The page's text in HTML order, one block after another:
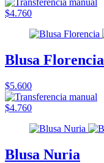
$4.760
Blusa Florencia
$5.600
$4.760
Blusa Nuria